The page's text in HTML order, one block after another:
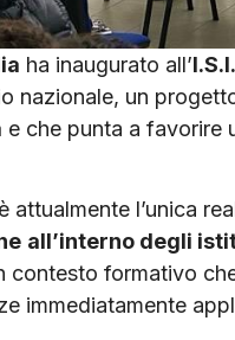
ha inaugurato all’
nazionale, un
e che punta a favorire
attualmente l’unica
all’interno degli
contesto formativo
immediatamente